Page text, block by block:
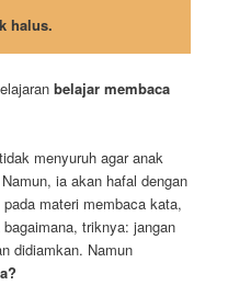
halus.
belajar membaca
menyuruh agar anak
ia akan hafal dengan
materi membaca kata,
triknya: jangan
didiamkan. Namun